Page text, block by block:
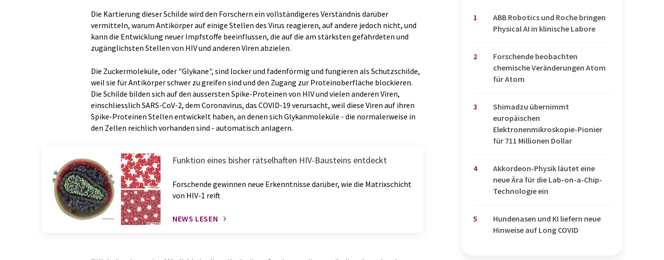
Die Kartierung dieser Schilde wird den Forschern ein vollständigeres Verständnis darüber
vermitteln, warum Antikörper auf einige Stellen des Virus reagieren, auf andere jedoch nicht, und
kann die Entwicklung neuer Impfstoffe beeinflussen, die auf die am stärksten gefährdeten und
zugänglichsten Stellen von HIV und anderen Viren abzielen.
Die Zuckermoleküle, oder "Glykane", sind locker und fadenförmig und fungieren als Schutzschilde,
weil sie für Antikörper schwer zu greifen sind und den Zugang zur Proteinoberfläche blockieren.
Die Schilde bilden sich auf den äussersten Spike-Proteinen von HIV und vielen anderen Viren,
einschliesslich SARS-CoV-2, dem Coronavirus, das COVID-19 verursacht, weil diese Viren auf ihren
Spike-Proteinen Stellen entwickelt haben, an denen sich Glykanmoleküle - die normalerweise in
den Zellen reichlich vorhanden sind - automatisch anlagern.
Funktion eines bisher rätselhaften HIV-Bausteins entdeckt
Forschende gewinnen neue Erkenntnisse darüber, wie die Matrixschicht
von HIV-1 reift
NEWS LESEN
1
​​​​​​​ABB Robotics und Roche bringen
Physical AI in klinische Labore
2
Forschende beobachten
chemische Veränderungen Atom
für Atom
3
Shimadzu übernimmt
europäischen
Elektronenmikroskopie-Pionier
für 711 Millionen Dollar
4
Akkordeon-Physik läutet eine
neue Ära für die Lab-on-a-Chip-
Technologie ein
5
Hundenasen und KI liefern neue
Hinweise auf Long COVID